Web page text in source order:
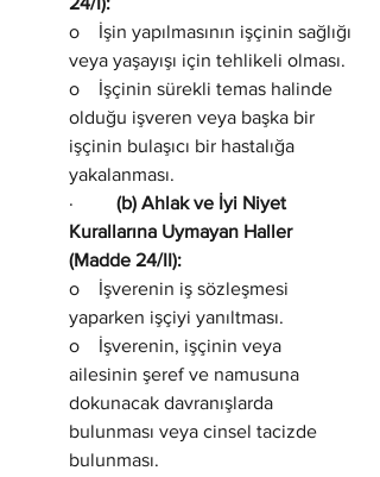
o    İşin yapılmasının işçinin sağlığı
veya yaşayışı için tehlikeli olması.
o    İşçinin sürekli temas halinde
olduğu işveren veya başka bir
işçinin bulaşıcı bir hastalığa
yakalanması.
· (b) Ahlak ve İyi Niyet
Kurallarına Uymayan Haller
(Madde 24/II):
o    İşverenin iş sözleşmesi
yaparken işçiyi yanıltması.
o    İşverenin, işçinin veya
ailesinin şeref ve namusuna
dokunacak davranışlarda
bulunması veya cinsel tacizde
bulunması.